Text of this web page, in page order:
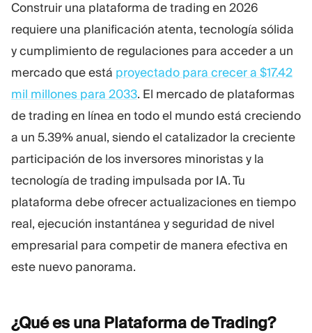
Construir una plataforma de trading en 2026
requiere una planificación atenta, tecnología sólida
y cumplimiento de regulaciones para acceder a un
mercado que está proyectado para crecer a $17.42
mil millones para 2033. El mercado de plataformas
de trading en línea en todo el mundo está creciendo
a un 5.39% anual, siendo el catalizador la creciente
participación de los inversores minoristas y la
tecnología de trading impulsada por IA. Tu
plataforma debe ofrecer actualizaciones en tiempo
real, ejecución instantánea y seguridad de nivel
empresarial para competir de manera efectiva en
este nuevo panorama.
¿Qué es una Plataforma deTrading?
Plataforma De Trading Oficina De Soporte
Guía de marketing
Blog
Glosario
Tutoriales en vídeo
Calculadora
Sobre Nosotros
Eventos
Números
Noticias de la empresa
Sostenibilidad
SÍGUENOS